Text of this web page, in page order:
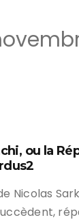
ou la
Nicolas